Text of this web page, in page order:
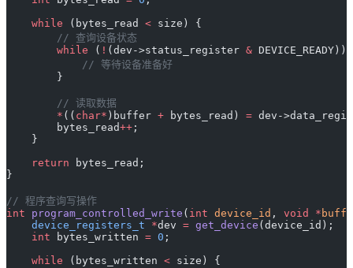
    while
(bytes_read < size) {
        // 查询设备状态
        while
( ! (dev->status_register &
            // 等待设备准备好
        }
        // 读取数据
        *
(( char* )buffer + bytes_read) = dev-
        bytes_read
++ ;
    }
    return
bytes_read;
}
// 程序查询写操作
int program_controlled_write ( int device_id , void *
    device_registers_t
*dev = get_device (device_id);
    int
bytes_written = 0 ;
    while
(bytes_written < size) {